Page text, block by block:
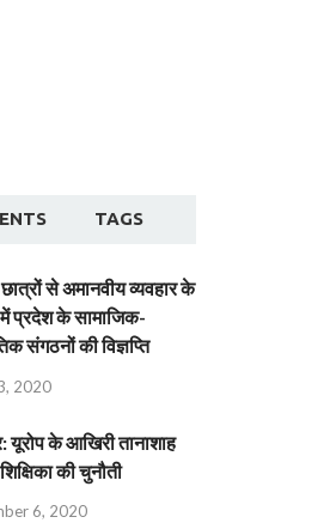
TAGS
से अमानवीय व्यवहार के
प्रदेश के सामाजिक-
संगठनों की विज्ञप्ति
2020
यूरोप के आखिरी तानाशाह
की चुनौती
6, 2020